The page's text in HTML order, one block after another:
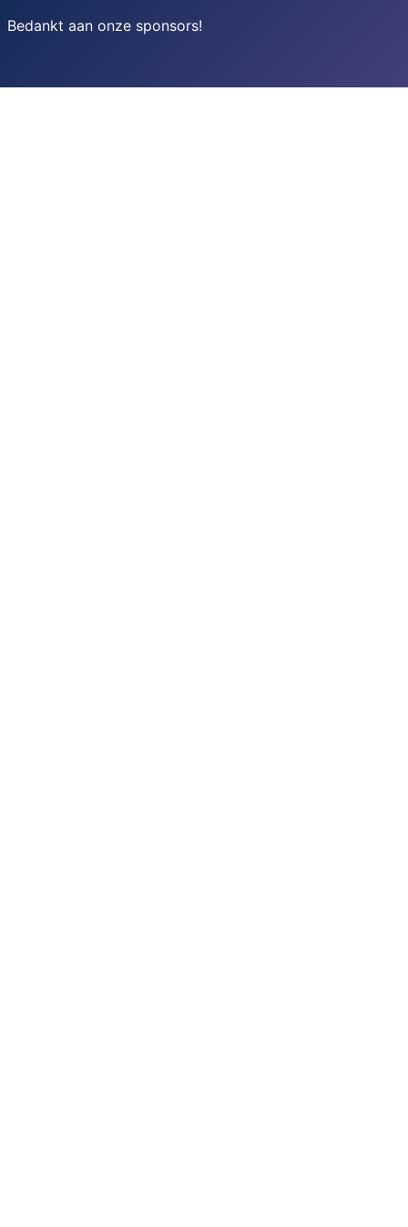
Bedankt aan onze sponsors!